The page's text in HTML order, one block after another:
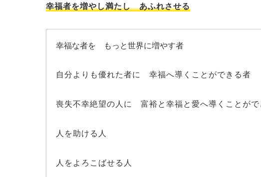
幸福者を増やし満たし あふれさせる
幸福な者を もっと世界に増やす者
自分よりも優れた者に 幸福へ導くことができる者
喪失不幸絶望の人に 富裕と幸福と愛へ導くことがで
人を助ける人
人をよろこばせる人